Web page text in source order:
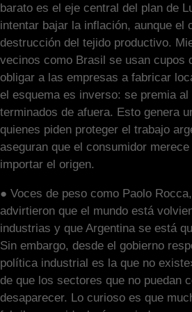
barato es el eje central del plan de
intentar bajar la inflación, aunque el
destrucción del tejido productivo.
vecinos como Brasil se usan cupos
obligar a las empresas a fabricar
el esquema es inverso: se premia
terminados de afuera. Esto genera
quienes piden proteger el trabajo
aseguran que el consumidor
importar el origen.
● Voces de peso como Paolo
advirtieron que el mundo está
industrias y que Argentina se está
Sin embargo, desde el gobierno
política industrial es la que no
de que los sectores que no puedan
desaparecer. Lo curioso es que